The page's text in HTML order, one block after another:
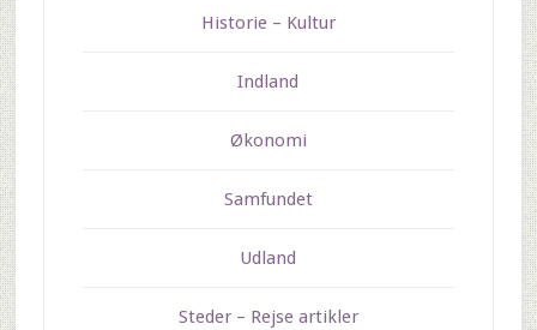
Historie – Kultur
Indland
Økonomi
Samfundet
Udland
Steder – Rejse artikler